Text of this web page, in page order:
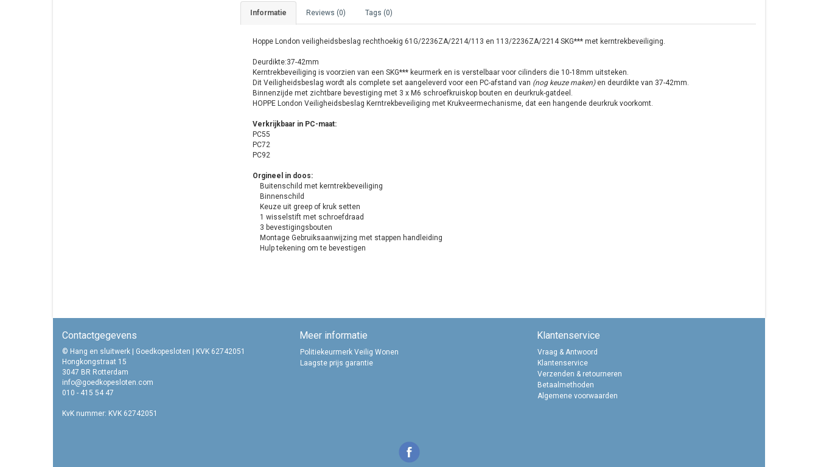
Informatie Reviews (0) Tags (0)
Hoppe London veiligheidsbeslag rechthoekig 61G/2236ZA/2214/113 en 113/2236ZA/2214 SKG*** met kerntrekbeveiliging.
Deurdikte:37-42mm
Kerntrekbeveiliging is voorzien van een SKG*** keurmerk en is verstelbaar voor cilinders die 10-18mm uitsteken.
Dit Veiligheidsbeslag wordt als complete set aangeleverd voor een PC-afstand van (nog keuze maken)en deurdikte van 37-42mm.
Binnenzijde met zichtbare bevestiging met 3 x M6 schroefkruiskop bouten en deurkruk-gatdeel.
HOPPE London Veiligheidsbeslag Kerntrekbeveiliging met Krukveermechanisme, dat een hangende deurkruk voorkomt.
Verkrijkbaar in PC-maat:
PC55
PC72
PC92
Orgineel in doos:
Buitenschild met kerntrekbeveiliging
Binnenschild
Keuze uit greep of kruk setten
1 wisselstift met schroefdraad
3 bevestigingsbouten
Montage Gebruiksaanwijzing met stappen handleiding
Hulp tekening om te bevestigen
Contactgegevens
© Hang en sluitwerk | Goedkopesloten | KVK 62742051
Hongkongstraat 15
3047 BR Rotterdam
info@goedkopesloten.com
010 - 415 54 47
KvK nummer: KVK 62742051
Meer informatie
Politiekeurmerk Veilig Wonen
Laagste prijs garantie
Klantenservice
Vraag & Antwoord
Klantenservice
Verzenden & retourneren
Betaalmethoden
Algemene voorwaarden